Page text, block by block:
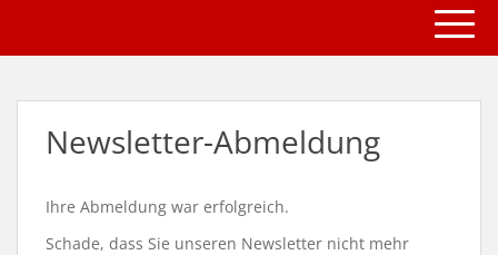
i
Newsletter-Abmeldung
Ihre Abmeldung war erfolgreich.
Schade, dass Sie unseren Newsletter nicht mehr